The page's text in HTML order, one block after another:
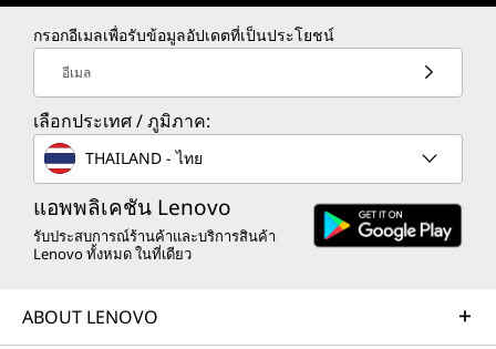
กรอกอีเมลเพื่อรับข้อมูลอัปเดตที่เป็นประโยชน์
อีเมล
เลือกประเทศ / ภูมิภาค:
THAILAND - ไทย
แอพพลิเคชัน Lenovo
รับประสบการณ์ร้านค้าและบริการสินค้า
Lenovo ทั้งหมด ในที่เดียว
ABOUT LENOVO